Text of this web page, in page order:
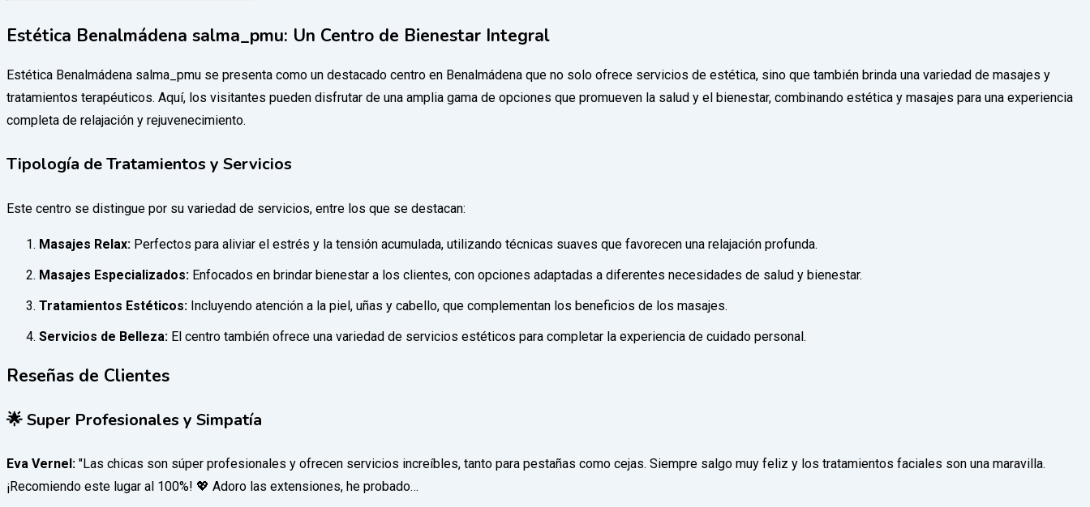
Estética Benalmádena salma_pmu: Un Centro de Bienestar Integral
Estética Benalmádena salma_pmu se presenta como un destacado centro en Benalmádena que no solo ofrece servicios de estética, sino que también brinda una variedad de masajes y
tratamientos terapéuticos. Aquí, los visitantes pueden disfrutar de una amplia gama de opciones que promueven la salud y el bienestar, combinando estética y masajes para una experiencia
completa de relajación y rejuvenecimiento.
Tipología de Tratamientos y Servicios
Este centro se distingue por su variedad de servicios, entre los que se destacan:
Masajes Relax: Perfectos para aliviar el estrés y la tensión acumulada, utilizando técnicas suaves que favorecen una relajación profunda.
Masajes Especializados: Enfocados en brindar bienestar a los clientes, con opciones adaptadas a diferentes necesidades de salud y bienestar.
Tratamientos Estéticos: Incluyendo atención a la piel, uñas y cabello, que complementan los beneficios de los masajes.
Servicios de Belleza: El centro también ofrece una variedad de servicios estéticos para completar la experiencia de cuidado personal.
Reseñas de Clientes
🌟 Super Profesionales y Simpatía
Eva Vernel: "Las chicas son súper profesionales y ofrecen servicios increíbles, tanto para pestañas como cejas. Siempre salgo muy feliz y los tratamientos faciales son una maravilla.
¡Recomiendo este lugar al 100%! 💖 Adoro las extensiones, he probado…